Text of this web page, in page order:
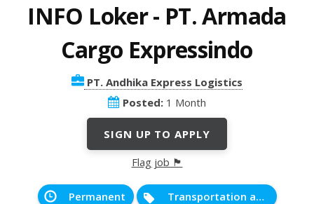
INFO Loker - PT. Armada
Cargo Expressindo
PT. Andhika Express Logistics
Posted: 1 Month
SIGN UP TO APPLY
Flag job 🏴
Permanent Transportation and Distribution